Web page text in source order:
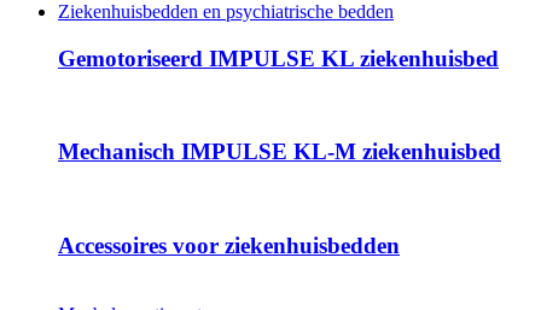
Ziekenhuisbedden en psychiatrische bedden
Gemotoriseerd IMPULSE KL ziekenhuisbed
Mechanisch IMPULSE KL-M ziekenhuisbed
Accessoires voor ziekenhuisbedden